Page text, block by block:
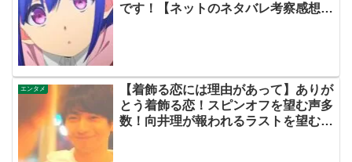
です！【ネットのネタバレ考察感想ま
エンタメ
【着飾る恋には理由があって】ありが
とう着飾る恋！スピンオフを望む声多
数！向井理が報われるラストを望む声